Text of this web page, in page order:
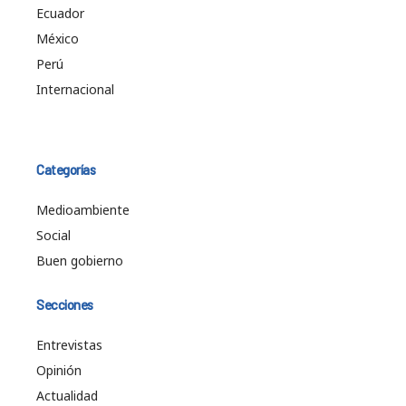
Ecuador
México
Perú
Internacional
Categorías
Medioambiente
Social
Buen gobierno
Secciones
Entrevistas
Opinión
Actualidad